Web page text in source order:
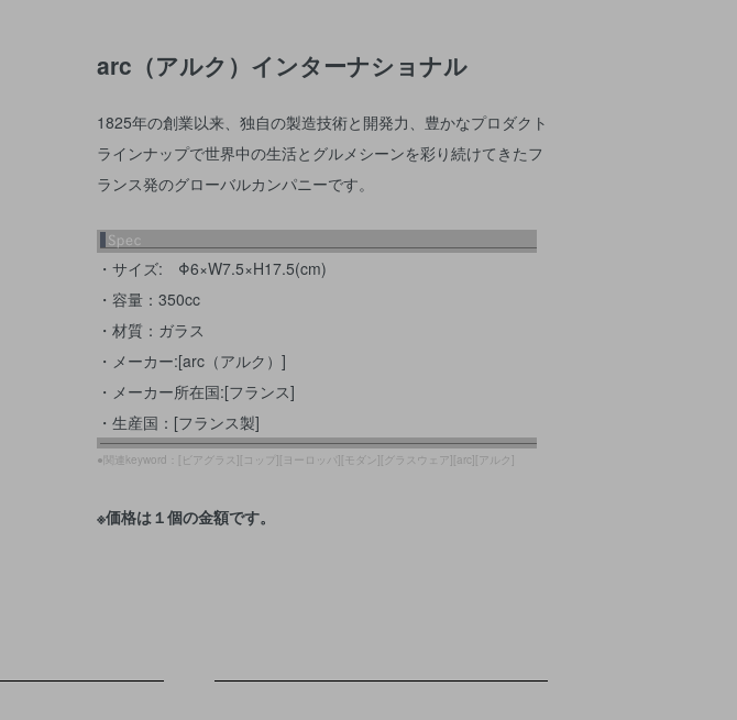
arc（アルク）インターナショナル
1825年の創業以来、独自の製造技術と開発力、豊かなプロダクト
ラインナップで世界中の生活とグルメシーンを彩り続けてきたフ
ランス発のグローバルカンパニーです。
・サイズ: Φ6×W7.5×H17.5(cm)
・容量：350cc
・材質：ガラス
・メーカー:[arc（アルク）]
・メーカー所在国:[フランス]
・生産国：[フランス製]
●関連keyword：[ビアグラス][コップ][ヨーロッパ][モダン][グラスウェア][arc][アルク]
※価格は１個の金額です。